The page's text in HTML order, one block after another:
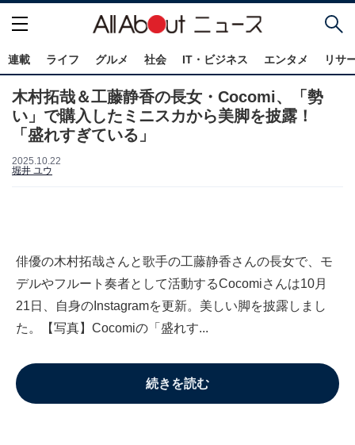
連載 ライフ グルメ 社会 IT・ビジネス エンタメ リサ
木村拓哉＆工藤静香の長女・Cocomi、「勢
い」で購入したミニスカから美脚を披露！
「盛れすぎている」
2025.10.22
堀井 ユウ
俳優の木村拓哉さんと歌手の工藤静香さんの長女で、モ
デルやフルート奏者として活動するCocomiさんは10月
21日、自身のInstagramを更新。美しい脚を披露しまし
た。【写真】Cocomiの「盛れす...
続きを読む